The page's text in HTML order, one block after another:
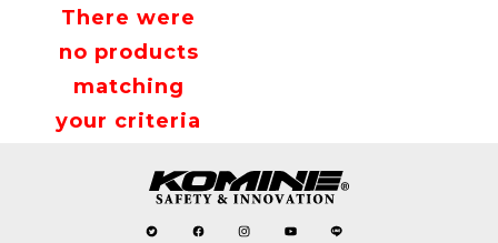
There were
no products
matching
your criteria